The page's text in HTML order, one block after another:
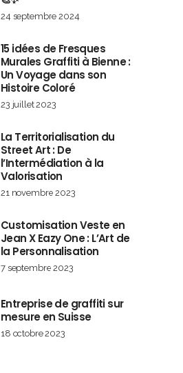
24 septembre 2024
15 idées de Fresques
Murales Graffiti à Bienne :
Un Voyage dans son
Histoire Coloré
23 juillet 2023
La Territorialisation du
Street Art : De
l’Intermédiation à la
Valorisation
21 novembre 2023
Customisation Veste en
Jean X Eazy One : L’Art de
la Personnalisation
7 septembre 2023
Entreprise de graffiti sur
mesure en Suisse
18 octobre 2023